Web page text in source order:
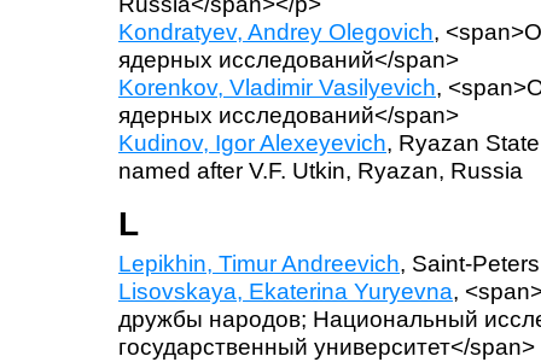
Kondratyev, Andrey Olegovich,
ядерных исследований</span>
Korenkov, Vladimir Vasilyevich,
ядерных исследований</span>
Kudinov, Igor Alexeyevich, Ryazan
named after V.F. Utkin, Ryazan, Russia
L
Lepikhin, Timur Andreevich, Saint-
Lisovskaya, Ekaterina Yuryevna,
дружбы народов; Национальный
государственный университет</span>